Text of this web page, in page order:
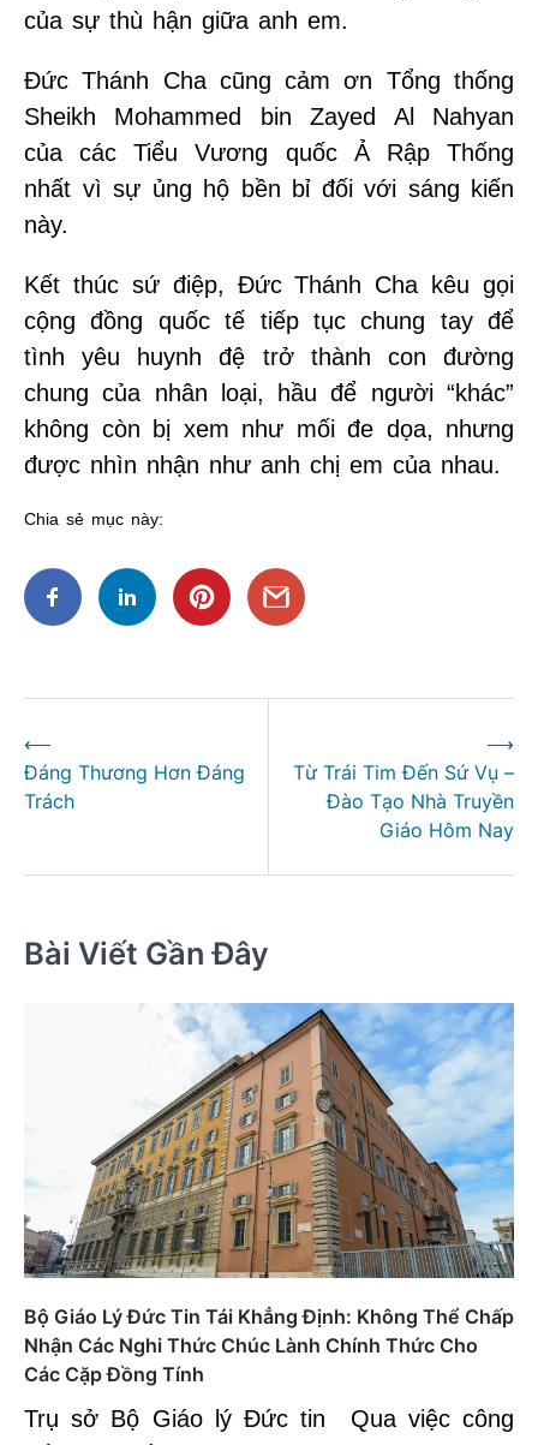
của sự thù hận giữa anh em.
Đức Thánh Cha cũng cảm ơn Tổng thống
Sheikh Mohammed bin Zayed Al Nahyan
của các Tiểu Vương quốc Ả Rập Thống
nhất vì sự ủng hộ bền bỉ đối với sáng kiến
này.
Kết thúc sứ điệp, Đức Thánh Cha kêu gọi
cộng đồng quốc tế tiếp tục chung tay để
tình yêu huynh đệ trở thành con đường
chung của nhân loại, hầu để người “khác”
không còn bị xem như mối đe dọa, nhưng
được nhìn nhận như anh chị em của nhau.
Chia sẻ mục này:
hướng
bài
⟵
Đáng Thương Hơn Đáng
Trách
Từ Trái Tim Đến Sứ Vụ –
Đào Tạo Nhà Truyền
Giáo Hôm Nay
⟶
Bài Viết Gần Đây
Bộ Giáo Lý Đức Tin Tái Khẳng Định: Không Thể Chấp
Nhận Các Nghi Thức Chúc Lành Chính Thức Cho
Các Cặp Đồng Tính
Trụ sở Bộ Giáo lý Đức tin Qua việc công